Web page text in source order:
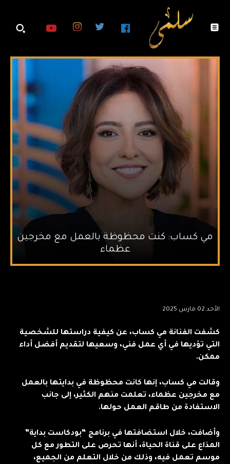
مي كساب: كنت محظوظة بالعمل مع مخرجين
عظماء
الأحد 02 مارس 2025
كشفت الفنانة مي كساب، عن كيفية دراستها للشخصية
التي تؤديها في أي عمل فني، وسعيها لتقديم أفضل أداء
ممكن.
وقالت مي كساب، إنها كانت محظوظة في بدايتها بالعمل
مع مخرجين عظماء، تعلمت منهم الكثير، إلى جانب
الاستفادة من طاقم العمل حولها.
وأضافت، خلال استضافتها في برنامج “بودكاست بداية”
المذاع على قناة الحياة، أنها تحرص على التطور مع كل
موسم تعمل فيه، وذلك من خلال التعلم من الجميع،